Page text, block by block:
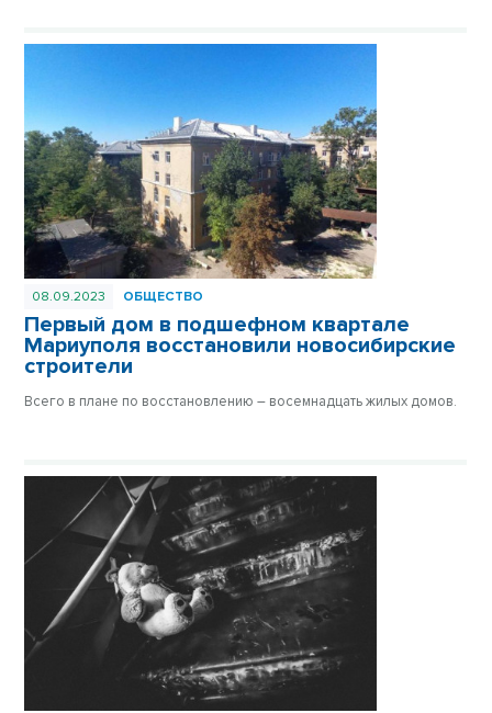
08.09.2023 ОБЩЕСТВО
Первый дом в подшефном квартале
Мариуполя восстановили новосибирские
строители
Всего в плане по восстановлению – восемнадцать жилых домов.